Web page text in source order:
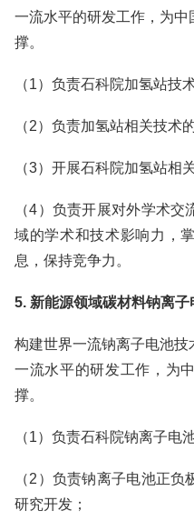
一流水平的研发工作，为
撑。
（1）负责石科院加氢站技
（2）负责加氢站相关技术
（3）开展石科院加氢站相
（4）负责开展对外学术
域的学术和技术影响力，
息，保持竞争力。
5. 新能源领域碳材料钠离
构建世界一流钠离子电池
一流水平的研发工作，为
撑。
（1）负责石科院钠离子电
（2）负责钠离子电池正
研究开发；